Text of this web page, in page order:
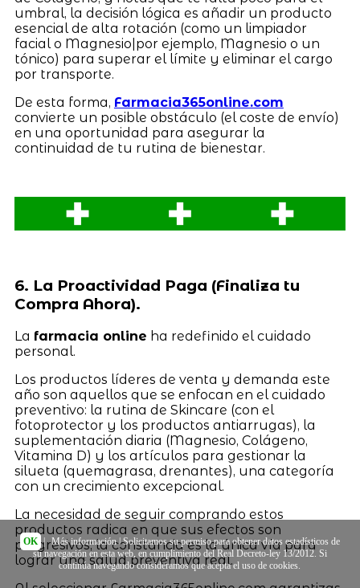
umbral, la decisión lógica es añadir un producto
esencial de alta rotación (como un limpiador
facial o Magnesio|por ejemplo, Magnesio o un
tónico) para superar el límite y eliminar el cargo
por transporte.
De esta forma, Farmacia365online.com
convierte un posible obstáculo (el coste de envío)
en una oportunidad para asegurar la
continuidad de tu rutina de bienestar.
6. La Proactividad Paga (Finaliza tu
Compra Ahora).
La farmacia online ha redefinido el cuidado
personal.
Los productos líderes de venta y demanda este
año son aquellos que se enfocan en el cuidado
preventivo: la rutina de Skincare (con el
fotoprotector y los productos antiarrugas), la
suplementación diaria (Magnesio, Colágeno,
Vitamina D) y los artículos para gestionar la
silueta (quemagrasa, drenantes), una categoría
con un crecimiento excepcional.
La necesidad de seguir comprando estos
productos radica en que sus efectos son
progresivos; la constancia es la única vía para
lograr una salud preventiva real.
OK | Más información| Solicitamos su permiso para obtener datos estadísticos de
su navegación en esta web, en cumplimiento del Real Decreto-ley 13/2012. Si
continúa navegando consideramos que acepta el uso de cookies.